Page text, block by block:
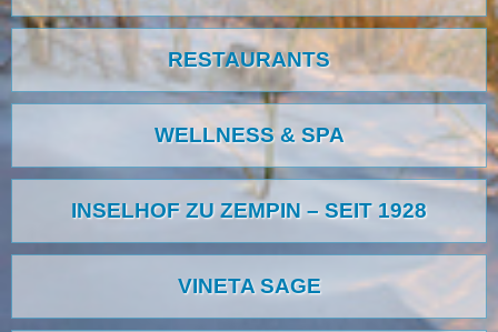
RESTAURANTS
WELLNESS & SPA
INSELHOF ZU ZEMPIN – SEIT 1928
VINETA SAGE